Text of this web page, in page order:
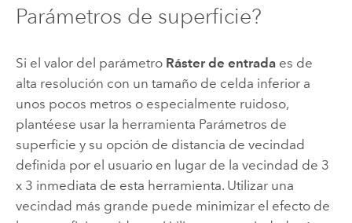
Parámetros de superficie?
Si el valor del parámetro Ráster de entradaes de
alta resolución con un tamaño de celda inferior a
unos pocos metros o especialmente ruidoso,
plantéese usar la herramienta Parámetros de
superficie y su opción de distancia de vecindad
definida por el usuario en lugar de la vecindad de 3
x 3 inmediata de esta herramienta. Utilizar una
vecindad más grande puede minimizar el efecto de